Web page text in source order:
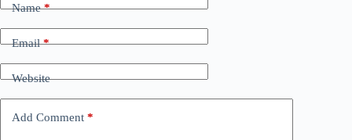
Name*
Email*
Website
Add Comment *